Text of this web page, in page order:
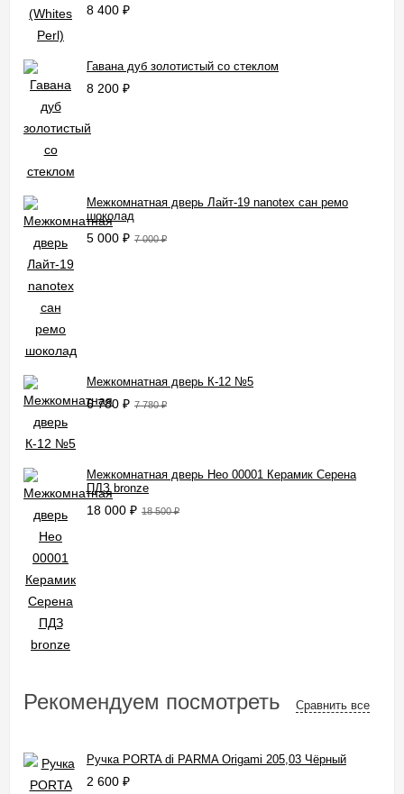
8 400 ₽
Гавана дуб золотистый со стеклом
8 200 ₽
Межкомнатная дверь Лайт-19 nanotex сан ремо
шоколад
5 000 ₽ 7 000₽
Межкомнатная дверь К-12 №5
6 780 ₽ 7 780₽
Межкомнатная дверь Нео 00001 Керамик Серена
ПДЗ bronze
18 000 ₽ 18 500₽
Рекомендуем посмотреть Сравнить все
Ручка PORTA di PARMA Origami 205,03 Чёрный
2 600 ₽